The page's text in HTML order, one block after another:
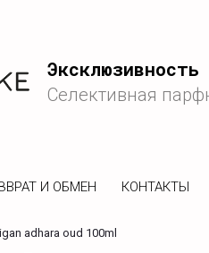
Селективная
И ОБМЕН КОНТАКТЫ
adhara oud 100ml